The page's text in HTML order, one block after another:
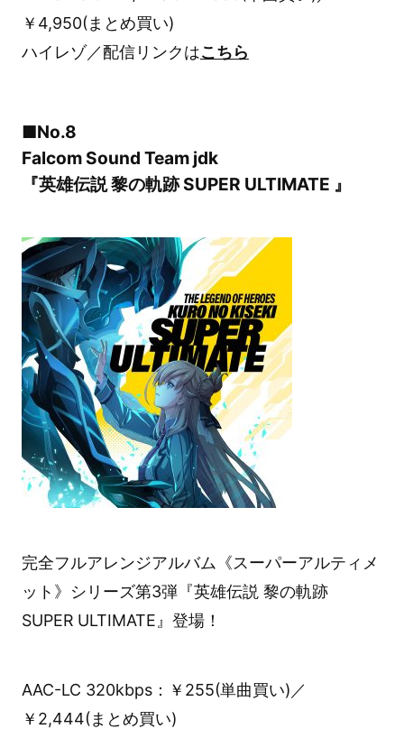
￥4,950(まとめ買い)
ハイレゾ／配信リンクはこちら
■No.8
Falcom Sound Team jdk
『英雄伝説 黎の軌跡 SUPER ULTIMATE 』
完全フルアレンジアルバム《スーパーアルティメ
ット》シリーズ第3弾『英雄伝説 黎の軌跡
SUPER ULTIMATE』登場！
AAC-LC 320kbps：￥255(単曲買い)／
￥2,444(まとめ買い)